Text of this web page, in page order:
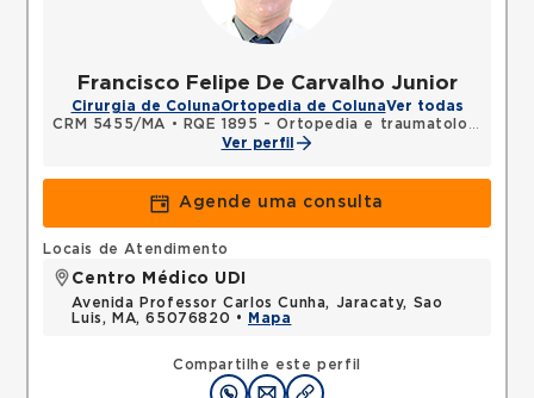
Francisco Felipe De Carvalho Junior
Cirurgia de ColunaOrtopedia de ColunaVer todas
CRM 5455/MA •
RQE 1895 - Ortopedia e traumatologia
Ver perfil
Agende uma consulta
Compartilhe este perfil
Locais de Atendimento
Centro Médico UDI
Avenida Professor Carlos Cunha, Jaracaty, Sao
Luis, MA, 65076820 •
Mapa